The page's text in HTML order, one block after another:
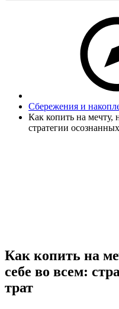
Сбережения и
Как копить на мечту,
стратегии
Как копить на
себе во всем:
трат